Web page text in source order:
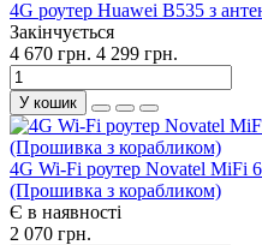
4G роутер Huawei B535 з
Закінчується
4 670 грн. 4 299 грн.
У кошик
4G Wi-Fi роутер Novatel MiFi
(Прошивка з корабликом)
Є в наявності
2 070 грн.